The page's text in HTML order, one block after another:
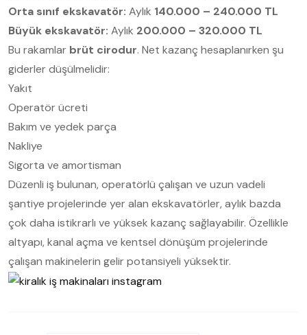
Orta sınıf ekskavatör: Aylık 140.000 – 240.000 TL
Büyük ekskavatör: Aylık 200.000 – 320.000 TL
Bu rakamlar brüt cirodur. Net kazanç hesaplanırken şu
giderler düşülmelidir:
Yakıt
Operatör ücreti
Bakım ve yedek parça
Nakliye
Sigorta ve amortisman
Düzenli iş bulunan, operatörlü çalışan ve uzun vadeli
şantiye projelerinde yer alan ekskavatörler, aylık bazda
çok daha istikrarlı ve yüksek kazanç sağlayabilir. Özellikle
altyapı, kanal açma ve kentsel dönüşüm projelerinde
çalışan makinelerin gelir potansiyeli yüksektir.